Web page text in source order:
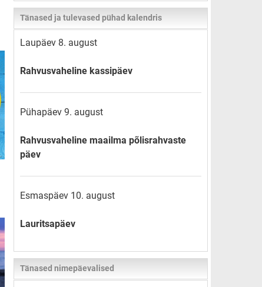
lehelt
Tänased ja tulevased pühad kalendris
Laupäev 8. august
Rahvusvaheline kassipäev
Pühapäev 9. august
Rahvusvaheline maailma põlisrahvaste
päev
Esmaspäev 10. august
Lauritsapäev
Tänased nimepäevalised